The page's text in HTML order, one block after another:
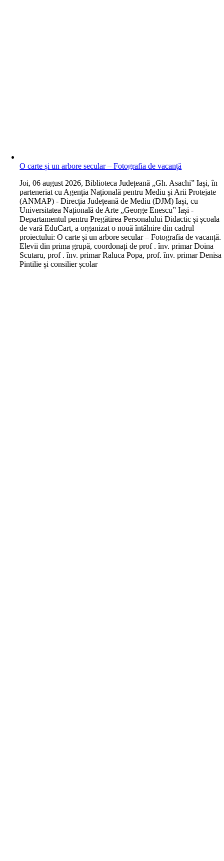
O carte și un arbore secular – Fotografia de vacanță
Joi, 06 august 2026, Biblioteca Județeană „Gh. Asachi” Iași, în
parteneriat cu Agenția Națională pentru Mediu și Arii Protejate
(ANMAP) - Direcția Județeană de Mediu (DJM) Iași, cu
Universitatea Națională de Arte „George Enescu” Iași -
Departamentul pentru Pregătirea Personalului Didactic și școala
de vară EduCart, a organizat o nouă întâlnire din cadrul
proiectului: O carte și un arbore secular – Fotografia de vacanță.
Elevii din prima grupă, coordonați de prof . înv. primar Doina
Scutaru, prof . înv. primar Raluca Popa, prof. înv. primar Denisa
Pintilie și consilier școlar